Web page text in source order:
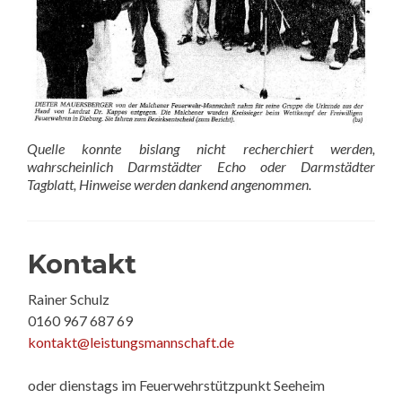
Quelle konnte bislang nicht recherchiert werden,
wahrscheinlich Darmstädter Echo oder Darmstädter
Tagblatt, Hinweise werden dankend angenommen.
Kontakt
Rainer Schulz
0160 967 687 69
kontakt@leistungsmannschaft.de
oder dienstags im Feuerwehrstützpunkt Seeheim